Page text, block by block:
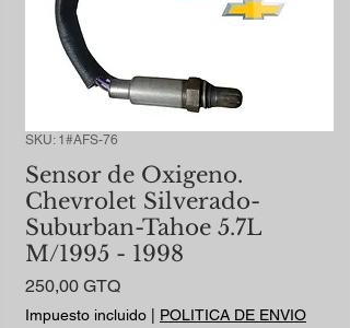
SKU: 1#AFS-76
Sensor de Oxigeno.
Chevrolet Silverado-
Suburban-Tahoe 5.7L
M/1995 - 1998
250,00 GTQPrecio
Impuesto incluido POLITICA DE ENVIO